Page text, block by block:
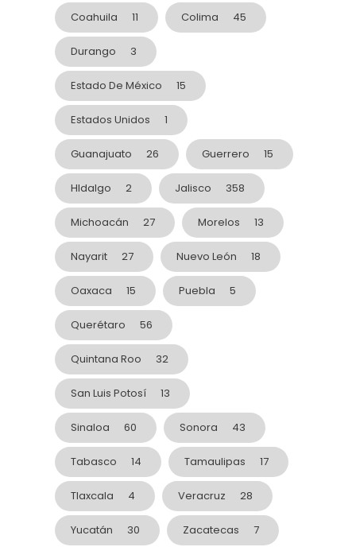
Coahuila 11 Colima 45
Durango 3
Estado De México 15
Estados Unidos 1
Guanajuato 26 Guerrero 15
HIdalgo 2 Jalisco 358
Michoacán 27 Morelos 13
Nayarit 27 Nuevo León 18
Oaxaca 15 Puebla 5
Querétaro 56
Quintana Roo 32
San Luis Potosí 13
Sinaloa 60 Sonora 43
Tabasco 14 Tamaulipas 17
Tlaxcala 4 Veracruz 28
Yucatán 30 Zacatecas 7